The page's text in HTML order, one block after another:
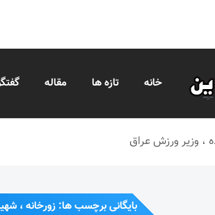
خانه تازه ها مقاله
، وزیر ورزش عراق
بایگانی برچسب ها: زورخانه ،